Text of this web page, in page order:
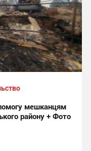
мешканцям
району + Фото